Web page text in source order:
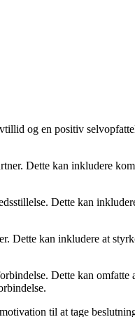
og en positiv
Dette kan inkludere
Dette kan
Dette kan inkludere at
Dette kan omfatte
til at tage